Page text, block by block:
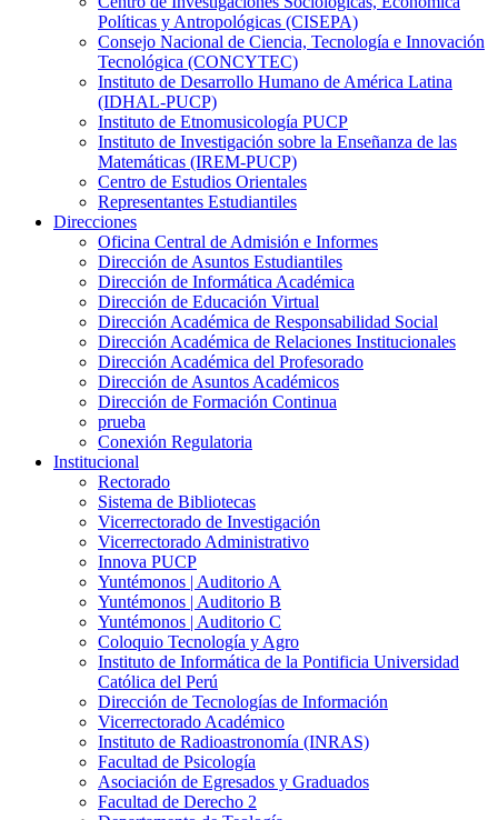
Políticas y Antropológicas (CISEPA)
Consejo Nacional de Ciencia, Tecnología e Innovación
Tecnológica (CONCYTEC)
Instituto de Desarrollo Humano de América Latina
(IDHAL-PUCP)
Instituto de Etnomusicología PUCP
Instituto de Investigación sobre la Enseñanza de las
Matemáticas (IREM-PUCP)
Centro de Estudios Orientales
Representantes Estudiantiles
Direcciones
Oficina Central de Admisión e Informes
Dirección de Asuntos Estudiantiles
Dirección de Informática Académica
Dirección de Educación Virtual
Dirección Académica de Responsabilidad Social
Dirección Académica de Relaciones Institucionales
Dirección Académica del Profesorado
Dirección de Asuntos Académicos
Dirección de Formación Continua
prueba
Conexión Regulatoria
Institucional
Rectorado
Sistema de Bibliotecas
Vicerrectorado de Investigación
Vicerrectorado Administrativo
Innova PUCP
Yuntémonos | Auditorio A
Yuntémonos | Auditorio B
Yuntémonos | Auditorio C
Coloquio Tecnología y Agro
Instituto de Informática de la Pontificia Universidad
Católica del Perú
Dirección de Tecnologías de Información
Vicerrectorado Académico
Instituto de Radioastronomía (INRAS)
Facultad de Psicología
Asociación de Egresados y Graduados
Facultad de Derecho 2